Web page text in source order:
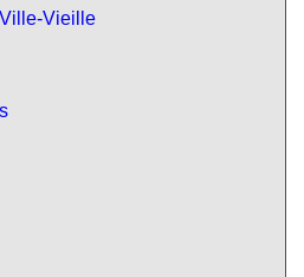
Vieille